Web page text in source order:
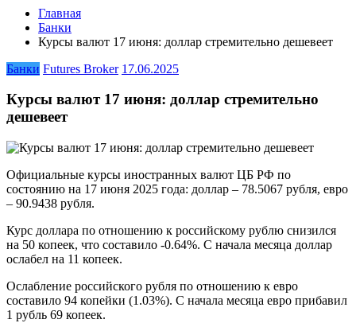
Главная
Банки
Курсы валют 17 июня: доллар стремительно дешевеет
Банки Futures Broker 17.06.2025
Курсы валют 17 июня: доллар стремительно
дешевеет
Официальные курсы иностранных валют ЦБ РФ по
состоянию на 17 июня 2025 года: доллар – 78.5067 рубля, евро
– 90.9438 рубля.
Курс доллара по отношению к российскому рублю снизился
на 50 копеек, что составило -0.64%. С начала месяца доллар
ослабел на 11 копеек.
Ослабление российского рубля по отношению к евро
составило 94 копейки (1.03%). С начала месяца евро прибавил
1 рубль 69 копеек.